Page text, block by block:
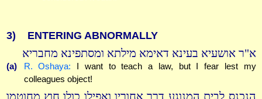
3) ENTERING ABNORMALLY
א"ר אושעיא בעינא דאימא מילתא ומסתפינא מחבריא
(a) R. Oshaya: I want to teach a law, but I fear lest my
colleagues object!
הנכנס לבית המנוגע דרך אחוריו ואפילו כולו חוץ מחוטמו